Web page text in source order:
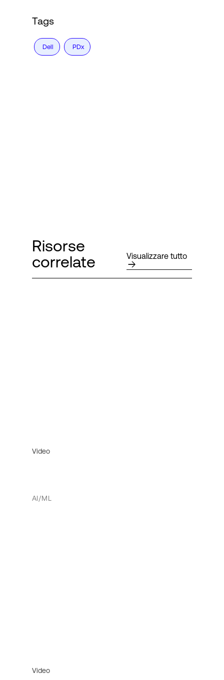
Tags
Dell PDx
Risorse
correlate
Visualizzare tutto
Video
AI/ML
Video